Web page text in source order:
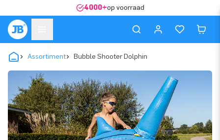
4000+op voorraad
Assortiment Bubble Shooter Dolphin